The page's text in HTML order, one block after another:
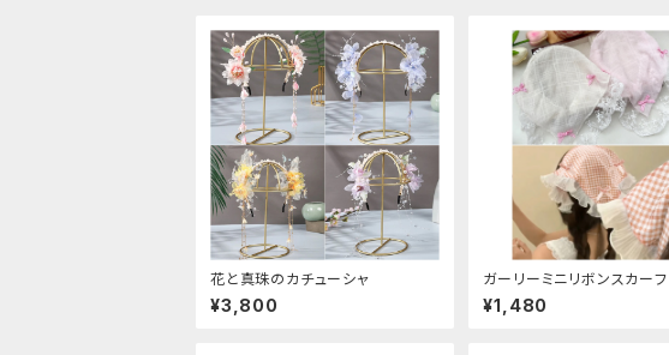
花と真珠のカチューシャ
¥3,800
ガーリーミニリボンスカー
ーシャ
¥1,480